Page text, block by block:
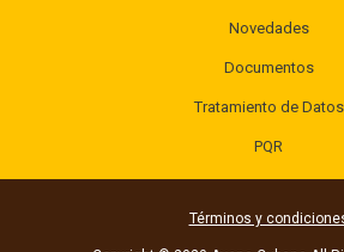
Novedades
Documentos
Tratamiento de Datos
PQR
Términos y